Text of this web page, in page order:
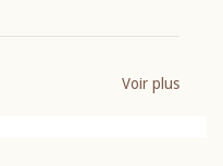
Voir plus